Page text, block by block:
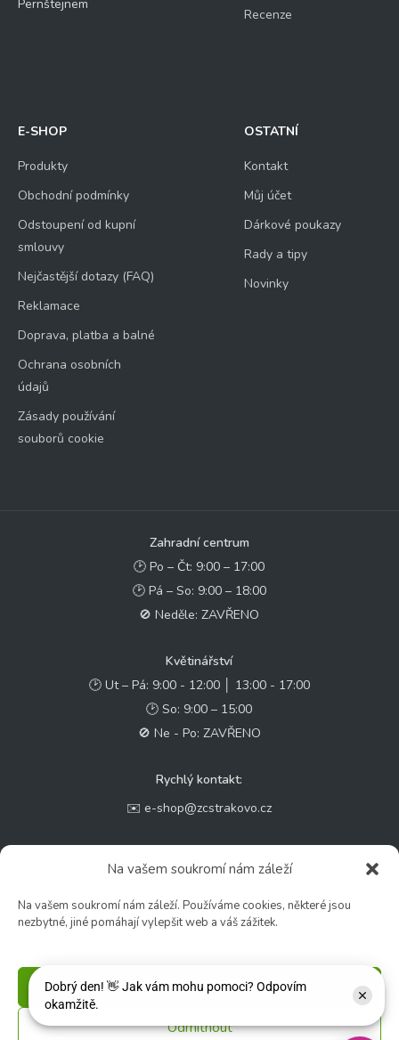
Na vašem soukromí nám záleží
Na vašem soukromí nám záleží. Používáme cookies, některé jsou
nezbytné, jiné pomáhají vylepšit web a váš zážitek.
Příjmout
Odmítnout
Pernštejnem
Recenze
E-SHOP
Produkty
Obchodní podmínky
Odstoupení od kupní
smlouvy
Nejčastější dotazy (FAQ)
Reklamace
Doprava, platba a balné
Ochrana osobních
údajů
Zásady používání
souborů cookie
OSTATNÍ
Kontakt
Můj účet
Dárkové poukazy
Rady a tipy
Novinky
Zahradní centrum
🕑 Po – Čt: 9:00 – 17:00
🕑 Pá – So: 9:00 – 18:00
🚫 Neděle: ZAVŘENO
Květinářství
🕑 Ut – Pá: 9:00 - 12:00 │ 13:00 - 17:00
🕑 So: 9:00 – 15:00
🚫 Ne - Po: ZAVŘENO
Rychlý kontakt:
✉️ e-shop@zcstrakovo.cz